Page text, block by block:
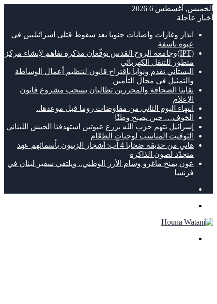
الخميس, أغسطس 6 2026
أخبار عاجلة
انذار وغارات واصابات جنوبا بعد سقوط قتلى اسرائيليين في
عبوة ناسفة
(IPT)وجامعة الروح القدس توقّعان مذكرة تفاهم لإنشاء مركز
متطور للتنقل الكهربائي
البستاني تقدم ونوابا باقتراح قانون لتنظيم أعمال الوساطة
والتمثيل في مجال التأمين
نقابتا الصحافة والمحررين تطالبان بسحب مشروع قانون
الإعلام
انتهاء اليوم الثاني من مفاوضات روما قبل موعدها..
الخوف… حين يصبح وطنًا
إسرائيل تتهم حزب الله بزرع عبوتين استهدفتا الجيش اللبناني
التوقيت المناسب لوجبات الطعّام
هاني من حديقة ضحايا 4 آب: أشجار الزيتون بأسمائهم عهد
متجدّد لصون الذاكرة
عون يمنح ماغرو وسام الأرز الوطني.. ويلتقي سفير لبنان في
فرنسا